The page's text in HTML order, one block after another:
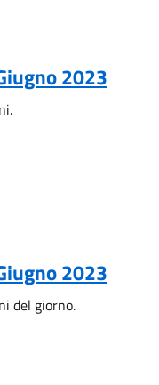
2023
2023
del giorno.